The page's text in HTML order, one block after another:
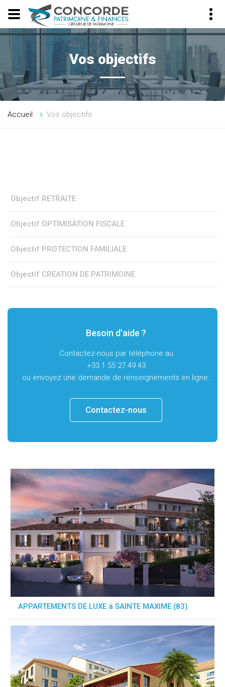
Vos objectifs
Accueil Vos objectifs
Objectif RETRAITE
Objectif OPTIMISATION FISCALE
Objectif PROTECTION FAMILIALE
Objectif CREATION DE PATRIMOINE
Besoin d'aide ?
Contactez-nous par téléphone au
+33 1 55 27 49 43
ou envoyez une demande de renseignements en ligne.
Contactez-nous
APPARTEMENTS DE LUXE à SAINTE MAXIME (83)